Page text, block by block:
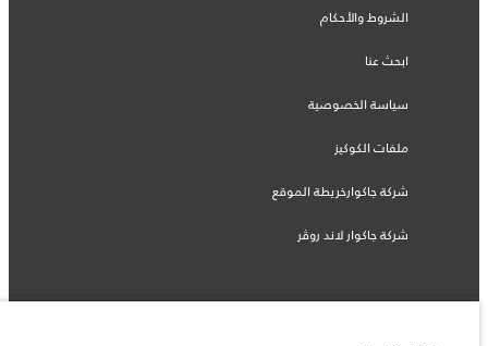
الشروط والأحكام
ابحث عنا
سياسة الخصوصية
ملفات الكوكيز
شركة جاكوارخريطة الموقع
شركة جاكوار لاند روڤر